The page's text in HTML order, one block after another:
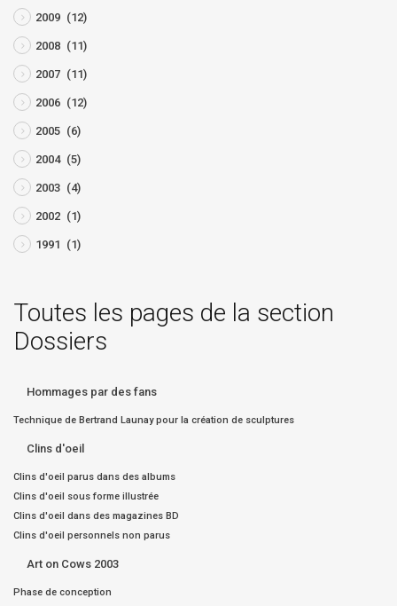
2009 (12)
2008 (11)
2007 (11)
2006 (12)
2005 (6)
2004 (5)
2003 (4)
2002 (1)
1991 (1)
Toutes les pages de la section
Dossiers
Hommages par des fans
Technique de Bertrand Launay pour la création de sculptures
Clins d'oeil
Clins d'oeil parus dans des albums
Clins d'oeil sous forme illustrée
Clins d'oeil dans des magazines BD
Clins d'oeil personnels non parus
Art on Cows 2003
Phase de conception